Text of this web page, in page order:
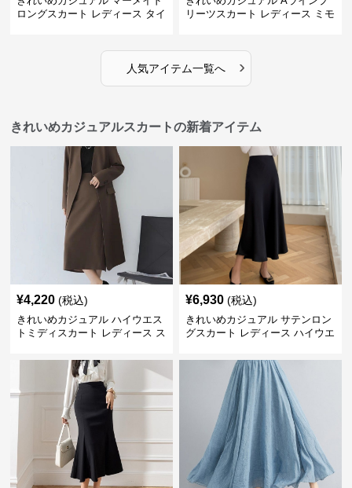
ロングスカート レディース タイ
リーツスカート レディース ミモ
人気アイテム一覧へ ›
きれいめカジュアルスカートの新着アイテム
¥4,220 (税込)
きれいめカジュアル ハイウエス
トミディスカート レディース ス
勤 きれいめ
¥6,930 (税込)
きれいめカジュアル サテンロン
グスカート レディース ハイウエ
ルエット オールシーズン